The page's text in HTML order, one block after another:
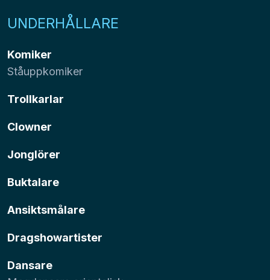
UNDERHÅLLARE
Komiker
Ståuppkomiker
Trollkarlar
Clowner
Jonglörer
Buktalare
Ansiktsmålare
Dragshowartister
Dansare